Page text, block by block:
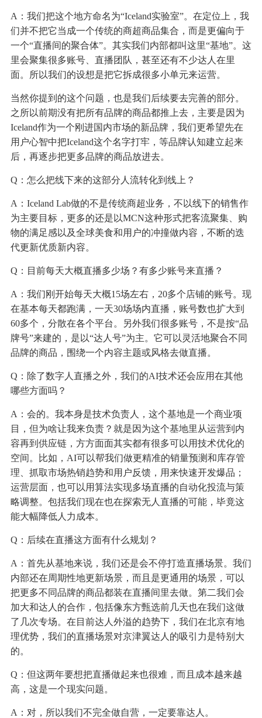
A：我们把这个地方命名为“Iceland实验室”。在定位上，我
们并不把它当成一个传统的商超商品集合，而是更偏向于
一个“直播间的聚合体”。其实我们内部都叫这里“基地”。这
里会聚集很多账号、直播团队，甚至还有不少达人在里
面。所以我们的设想是把它拆成很多小单元来运营。
当然你提到的这个问题，也是我们后续要去完善的部分。
之所以前期没有把所有品牌的商品都推上去，主要是因为
Iceland作为一个刚进国内市场的新品牌，我们更希望先在
用户心智中把Iceland这个名字打牢，等品牌认知建立起来
后，再逐步把更多品牌的商品放进去。
Q：怎么把线下来的这部分人流转化到线上？
A：Iceland Lab做的不是传统商超业务，不以线下的销售作
为主要目标，更多的还是以MCN这种形式把客流聚集、购
物的满足感以及全球美食和用户的冲撞做内容，不断的迭
代更新优质新内容。
Q：目前每天大概直播多少场？有多少账号来直播？
A：我们刚开始每天大概15场左右，20多个店铺的账号。现
在基本每天都跑满，一天30场场内直播，账号数也扩大到
60多个，分散在各个平台。另外我们很多账号，不是按“品
牌号”来建的，是以“达人号”为主。它可以灵活地聚合不同
品牌的商品，围绕一个内容主题或风格去做直播。
Q：除了数字人直播之外，我们的AI技术还会应用在其他
哪些方面吗？
A：会的。我本身是技术负责人，这个基地是一个商业项
目，但为啥让我来负责？就是因为这个基地里从运营到内
容再到供应链，方方面面其实都有很多可以用技术优化的
空间。比如，AI可以帮我们做更精准的销量预测和库存管
理、抓取市场热销趋势和用户反馈，用来快速开发爆品；
运营层面，也可以用算法实现多场直播的自动化投流与策
略调整。包括我们现在也在探索无人直播的可能，毕竟这
能大幅降低人力成本。
Q：后续在直播这方面有什么规划？
A：首先从基地来说，我们还是会不停打造直播场景。我们
内部还在周期性地更新场景，而且是更通用的场景，可以
把更多不同品牌的商品都装在直播间里去做。第二我们会
加大和达人的合作，包括像东方甄选前几天也在我们这做
了几次专场。在目前达人外溢的趋势下，我们在北京有地
理优势，我们的直播场景对京津翼达人的吸引力是特别大
的。
Q：但这两年要想把直播做起来也很难，而且成本越来越
高，这是一个现实问题。
A：对，所以我们不完全做自营，一定要靠达人。